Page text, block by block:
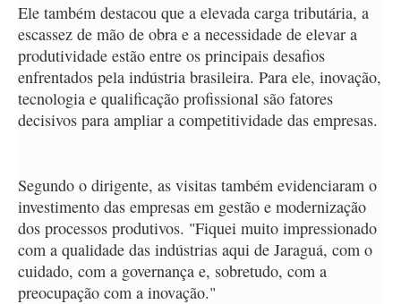
Ele também destacou que a elevada carga tributária, a
escassez de mão de obra e a necessidade de elevar a
produtividade estão entre os principais desafios
enfrentados pela indústria brasileira. Para ele, inovação,
tecnologia e qualificação profissional são fatores
decisivos para ampliar a competitividade das empresas.
Segundo o dirigente, as visitas também evidenciaram o
investimento das empresas em gestão e modernização
dos processos produtivos. "Fiquei muito impressionado
com a qualidade das indústrias aqui de Jaraguá, com o
cuidado, com a governança e, sobretudo, com a
preocupação com a inovação."